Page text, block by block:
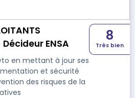
Décideur ENSA
en mettant à jour ses
et sécurité
des risques de la
8
Très bien